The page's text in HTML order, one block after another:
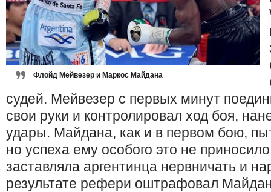
Флойд Мейвезер и Маркос Майдана
судей. Мейвезер с первых минут
свои руки и контролировал ход боя,
удары. Майдана, как и в первом бою,
но успеха ему особого это не
заставляла аргентинца нервничать и
результате рефери оштрафовал